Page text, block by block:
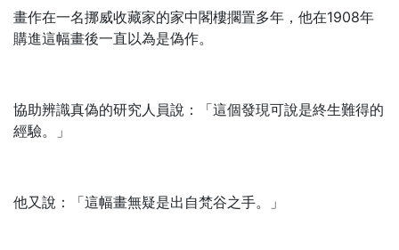
畫作在一名挪威收藏家的家中閣樓擱置多年，他在1908年
購進這幅畫後一直以為是偽作。
協助辨識真偽的研究人員說：「這個發現可說是終生難得的
經驗。」
他又說：「這幅畫無疑是出自梵谷之手。」